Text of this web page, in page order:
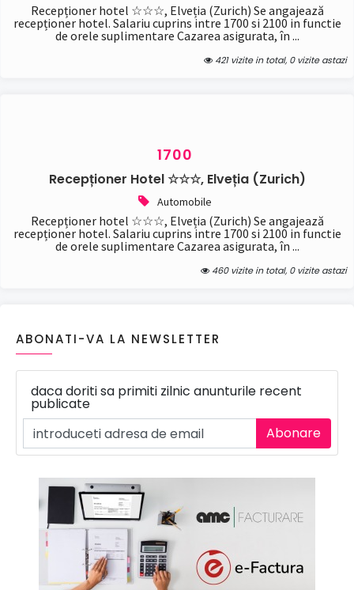
Recepționer hotel ☆☆☆, Elveția (Zurich) Se angajează
recepționer hotel. Salariu cuprins intre 1700 si 2100 in functie
de orele suplimentare Cazarea asigurata, în ...
421 vizite in total, 0 vizite astazi
1700
Recepționer Hotel ☆☆☆, Elveția (Zurich)
Automobile
Recepționer hotel ☆☆☆, Elveția (Zurich) Se angajează
recepționer hotel. Salariu cuprins intre 1700 si 2100 in functie
de orele suplimentare Cazarea asigurata, în ...
460 vizite in total, 0 vizite astazi
ABONATI-VA LA NEWSLETTER
daca doriti sa primiti zilnic anunturile recent
publicate